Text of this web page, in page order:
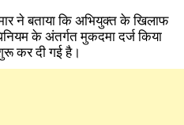
ने बताया कि अभियुक्त के खिलाफ
के अंतर्गत मुकदमा दर्ज किया
कर दी गई है।